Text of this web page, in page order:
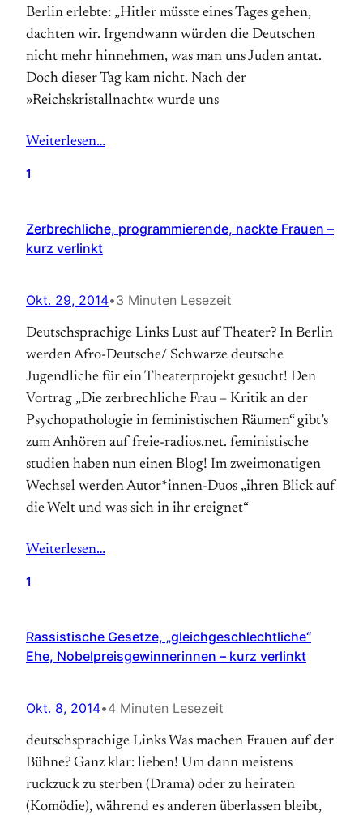
Berlin erlebte: „Hitler müsste eines Tages gehen,
dachten wir. Irgendwann würden die Deutschen
nicht mehr hinnehmen, was man uns Juden antat.
Doch dieser Tag kam nicht. Nach der
»Reichskristallnacht« wurde uns
Weiterlesen…
1
Zerbrechliche, programmierende, nackte Frauen –
kurz verlinkt
Okt. 29, 2014•3 Minuten Lesezeit
Deutschsprachige Links Lust auf Theater? In Berlin
werden Afro-Deutsche/ Schwarze deutsche
Jugendliche für ein Theaterprojekt gesucht! Den
Vortrag „Die zerbrechliche Frau – Kritik an der
Psychopathologie in feministischen Räumen“ gibt’s
zum Anhören auf freie-radios.net. feministische
studien haben nun einen Blog! Im zweimonatigen
Wechsel werden Autor*innen-Duos „ihren Blick auf
die Welt und was sich in ihr ereignet“
Weiterlesen…
1
Rassistische Gesetze, „gleichgeschlechtliche“
Ehe, Nobelpreisgewinnerinnen – kurz verlinkt
Okt. 8, 2014•4 Minuten Lesezeit
deutschsprachige Links Was machen Frauen auf der
Bühne? Ganz klar: lieben! Um dann meistens
ruckzuck zu sterben (Drama) oder zu heiraten
(Komödie), während es anderen überlassen bleibt,